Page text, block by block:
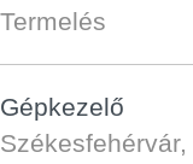
Termelés
Gépkezelő